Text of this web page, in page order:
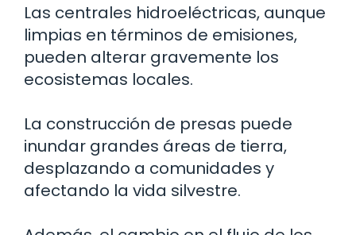
Las centrales hidroeléctricas, aunque
limpias en términos de emisiones,
pueden alterar gravemente los
ecosistemas locales.
La construcción de presas puede
inundar grandes áreas de tierra,
desplazando a comunidades y
afectando la vida silvestre.